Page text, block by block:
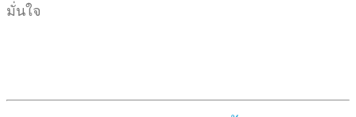
มั่นใจ